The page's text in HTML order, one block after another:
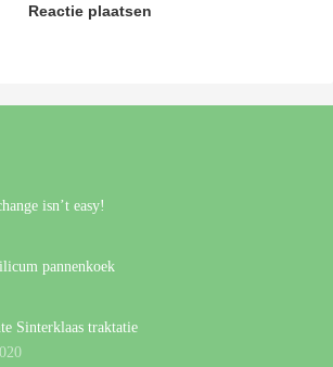
Reactie plaatsen
isn’t easy!
pannenkoek
Sinterklaas traktatie